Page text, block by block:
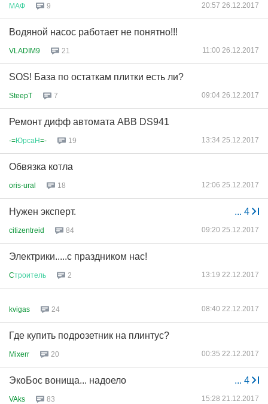
МАФ 9 20:57 26.12.2017
Водяной насос работает не понятно!!!
VLADIM9 21 11:00 26.12.2017
SOS! База по остаткам плитки есть ли?
SteepT 7 09:04 26.12.2017
Ремонт дифф автомата ABB DS941
-=ЮрсаН=- 19 13:34 25.12.2017
Обвязка котла
oris-ural 18 12:06 25.12.2017
... 4
Нужен эксперт.
citizentreid 84 09:20 25.12.2017
Электрики.....с праздником нас!
Cтроитель 2 13:19 22.12.2017
kvigas 24 08:40 22.12.2017
Где купить подрозетник на плинтус?
Mixerr 20 00:35 22.12.2017
... 4
ЭкоБос вонища... надоело
VAks 83 15:28 21.12.2017